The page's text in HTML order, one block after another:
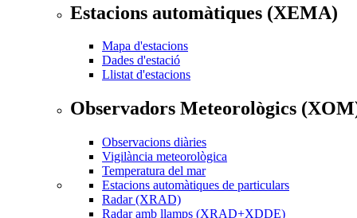
Estacions automàtiques (XEMA)
Mapa d'estacions
Dades d'estació
Llistat d'estacions
Observadors Meteorològics
Observacions diàries
Vigilància meteorològica
Temperatura del mar
Estacions automàtiques de particulars
Radar (XRAD)
Radar amb llamps (XRAD+XDDE)